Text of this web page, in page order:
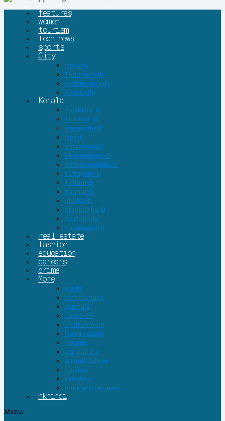
features
women
tourism
tech news
sports
City
tvm city
Thrissur-city
kozhikode city
kochi city
Kerala
Palakkad-D
Thrissur-D
wayanadu d
tvm d
ernakulam D
Malappuram-D
Pathanamthitta-D
Kottayam-D
Kollam-D
Kannur-D
Idukki–D
Alappuzha-D
Kozhikode
Kasaragod-D
real estate
fashion
education
careers
crime
More
youth
architecture
spiritual
covid-19
environment
Newzealand
canada
agriculture
art and culture
cuisine
astrology
book and reviews
nkhindi
Menu